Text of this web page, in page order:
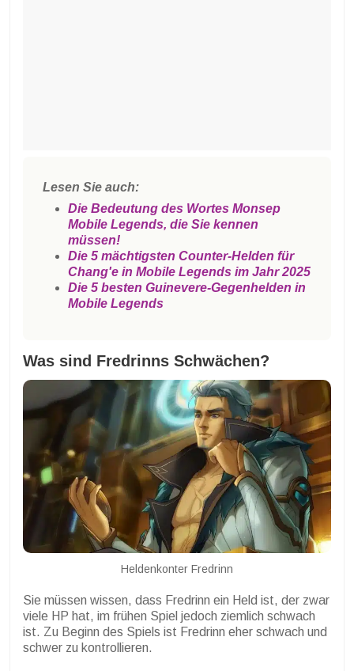
Lesen Sie auch:
Die Bedeutung des Wortes Monsep
Mobile Legends, die Sie kennen
müssen!
Die 5 mächtigsten Counter-Helden für
Chang'e in Mobile Legends im Jahr 2025
Die 5 besten Guinevere-Gegenhelden in
Mobile Legends
Was sind Fredrinns Schwächen?
Heldenkonter Fredrinn
Sie müssen wissen, dass Fredrinn ein Held ist, der zwar
viele HP hat, im frühen Spiel jedoch ziemlich schwach
ist. Zu Beginn des Spiels ist Fredrinn eher schwach und
schwer zu kontrollieren.